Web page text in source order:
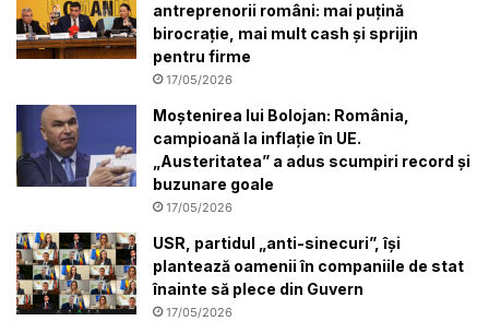
antreprenorii români: mai puțină
birocrație, mai mult cash și sprijin
pentru firme
17/05/2026
Moștenirea lui Bolojan: România,
campioană la inflație în UE.
„Austeritatea” a adus scumpiri record și
buzunare goale
17/05/2026
USR, partidul „anti-sinecuri”, își
plantează oamenii în companiile de stat
înainte să plece din Guvern
17/05/2026